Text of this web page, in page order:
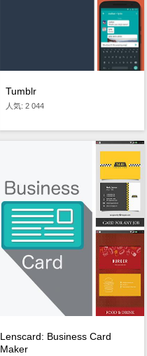
Tumblr
人気: 2 044
Lenscard: Business Card
Maker